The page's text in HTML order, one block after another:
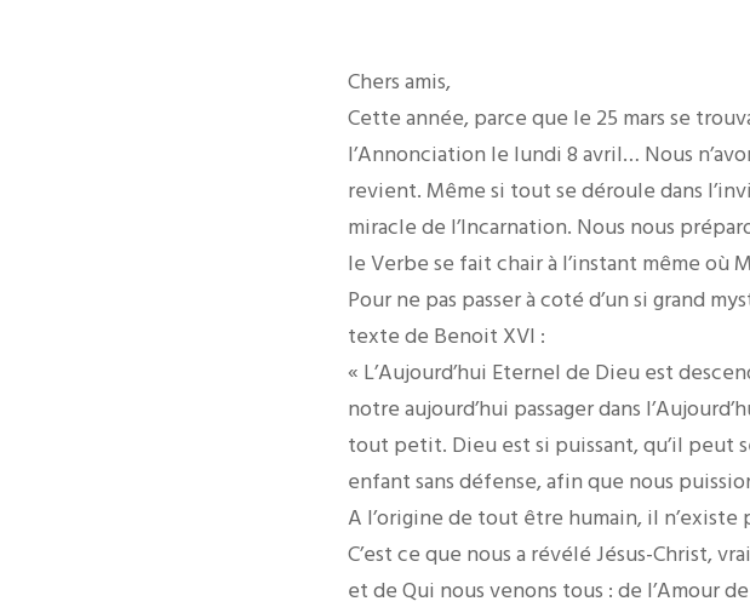
Chers amis,
Cette année, parce que le 25 mars se
l’Annonciation le lundi 8 avril… Nous
revient. Même si tout se déroule dans
miracle de l’Incarnation. Nous nous
le Verbe se fait chair à l’instant même où
Pour ne pas passer à coté d’un si grand
texte de Benoit XVI :
« L’Aujourd’hui Eternel de Dieu est
notre aujourd’hui passager dans
tout petit. Dieu est si puissant, qu’il peut
enfant sans défense, afin que nous
A l’origine de tout être humain, il n’existe
C’est ce que nous a révélé Jésus-Christ,
et de Qui nous venons tous : de l’Amour